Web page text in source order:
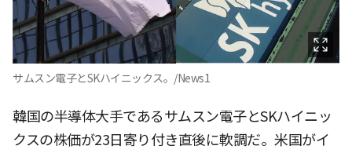
サムスン電子とSKハイニックス。/News1
韓国の半導体大手であるサムスン電子とSKハイニッ
クスの株価が23日寄り付き直後に軟調だ。米国がイ